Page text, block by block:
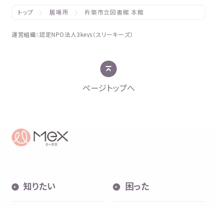
トップ 居場所 杵築市立図書館 本館
運営組織：認定NPO法人 3keys（スリーキーズ）
ページトップへ
知りたい 困った